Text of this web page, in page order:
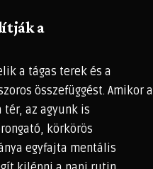
a
a tágas terek és a
összefüggést. Amikor a
az agyunk is
körkörös
egyfajta mentális